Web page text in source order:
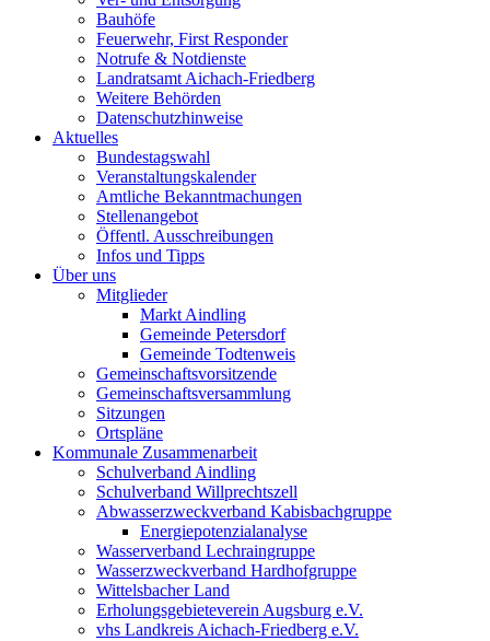
Bauhöfe
Feuerwehr, First Responder
Notrufe & Notdienste
Landratsamt Aichach-Friedberg
Weitere Behörden
Datenschutzhinweise
Aktuelles
Bundestagswahl
Veranstaltungskalender
Amtliche Bekanntmachungen
Stellenangebot
Öffentl. Ausschreibungen
Infos und Tipps
Über uns
Mitglieder
Markt Aindling
Gemeinde Petersdorf
Gemeinde Todtenweis
Gemeinschaftsvorsitzende
Gemeinschaftsversammlung
Sitzungen
Ortspläne
Kommunale Zusammenarbeit
Schulverband Aindling
Schulverband Willprechtszell
Abwasserzweckverband Kabisbachgruppe
Energiepotenzialanalyse
Wasserverband Lechraingruppe
Wasserzweckverband Hardhofgruppe
Wittelsbacher Land
Erholungsgebieteverein Augsburg e.V.
vhs Landkreis Aichach-Friedberg e.V.